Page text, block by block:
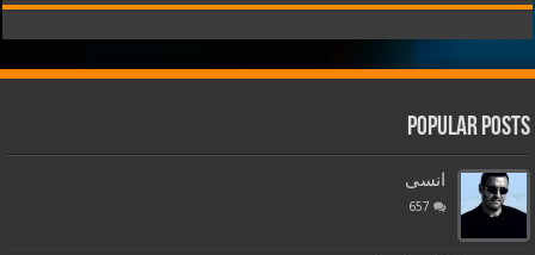
Popular Posts
انسى
657